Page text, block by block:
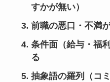
すかが無い）
前職の悪口・不満
条件面（給与・福
る
抽象語の羅列（コ